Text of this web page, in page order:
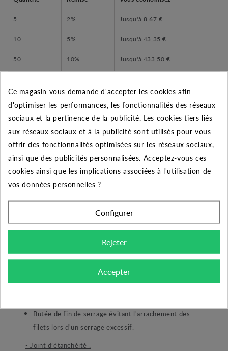
5 2% Jusqu'à 8,67 €
10 5% Jusqu'à 43,35 €
50 10% Jusqu'à 433,50 €
DESCRIPTION DU PRODUIT
- Bague d'accroche du tube :
Renforcée avec 3 crantages usinés pour une
meilleure accroche.
éviter son arrachement.
Meilleure amplitude de serrage grâce à une
- Ecrou de serrage laiton matricé :
Filetage fin métrique.
Butée de fin de serrage évitant l'arrachement des
filets lors d'un serrage excessif.
- Joint d’étanchéité :
Ce magasin vous demande d'accepter les cookies afin
d'optimiser les performances, les fonctionnalités des réseaux
sociaux et la pertinence de la publicité. Les cookies tiers liés
aux réseaux sociaux et à la publicité sont utilisés pour vous
offrir des fonctionnalités optimisées sur les réseaux sociaux,
ainsi que des publicités personnalisées. Acceptez-vous ces
cookies ainsi que les implications associées à l'utilisation de
vos données personnelles ?
Configurer
Rejeter
Accepter